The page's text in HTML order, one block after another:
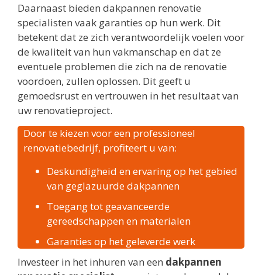
Daarnaast bieden dakpannen renovatie
specialisten vaak garanties op hun werk. Dit
betekent dat ze zich verantwoordelijk voelen voor
de kwaliteit van hun vakmanschap en dat ze
eventuele problemen die zich na de renovatie
voordoen, zullen oplossen. Dit geeft u
gemoedsrust en vertrouwen in het resultaat van
uw renovatieproject.
Door te kiezen voor een professioneel
renovatiebedrijf, profiteert u van:
Deskundigheid en ervaring op het gebied
van geglazuurde dakpannen
Toegang tot geavanceerde
gereedschappen en materialen
Garanties op het geleverde werk
Investeer in het inhuren van een dakpannen